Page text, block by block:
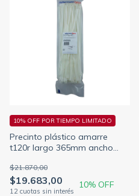
Precinto plástico amarre
t120r largo 365mm ancho
(HELLERMANN)
$19.683,00
$21.870,00
10% OFF
10% OFF POR TIEMPO LIMITADO